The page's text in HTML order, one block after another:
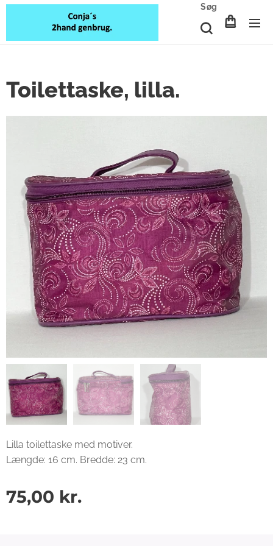
Søg
Toilettaske, lilla.
Lilla toilettaske med motiver.
Længde: 16 cm. Bredde: 23 cm.
75,00 kr.